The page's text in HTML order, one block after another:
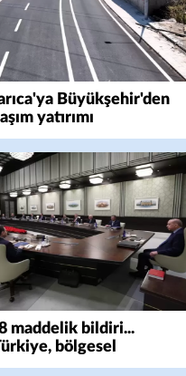
Büyükşehir'den
yatırımı
maddelik bildiri...
bölgesel
Gazze mesajı